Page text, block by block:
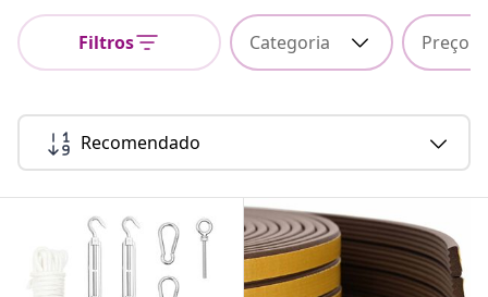
Filtros Categoria Preço
Recomendado